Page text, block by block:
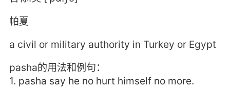
帕夏
a civil or military authority in Turkey or Egypt
pasha的用法和例句：
1. pasha say he no hurt himself no more.